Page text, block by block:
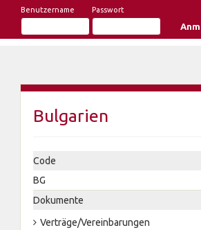
Benutzername Passwort
Bulgarien
Code
BG
Dokumente
Verträge/Vereinbarungen